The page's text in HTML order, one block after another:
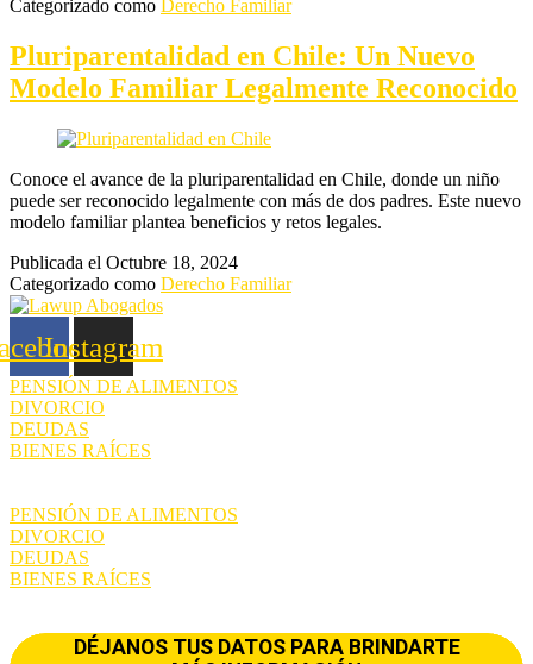
Categorizado como Derecho Familiar
Pluriparentalidad en Chile: Un Nuevo
Modelo Familiar Legalmente Reconocido
Conoce el avance de la pluriparentalidad en Chile, donde un niño
puede ser reconocido legalmente con más de dos padres. Este nuevo
modelo familiar plantea beneficios y retos legales.
Publicada el Octubre 18, 2024
Categorizado como Derecho Familiar
Instagram
PENSIÓN DE ALIMENTOS
DIVORCIO
DEUDAS
BIENES RAÍCES
PENSIÓN DE ALIMENTOS
DIVORCIO
DEUDAS
BIENES RAÍCES